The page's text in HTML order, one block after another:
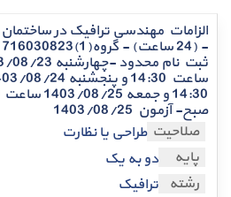
صبح- آزمون 1403/08/25
صلاحیت طراحی یا نظارت
پایه
دو به یک
رشته ترافیک